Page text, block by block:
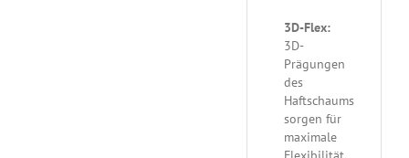
3D-Flex:
3D-
Prägungen
des
Haftschaums
sorgen für
maximale